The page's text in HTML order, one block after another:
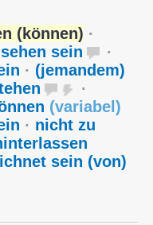
(können) ·
sein
·
· (jemandem)
·
(variabel )
· nicht zu
sein (von)